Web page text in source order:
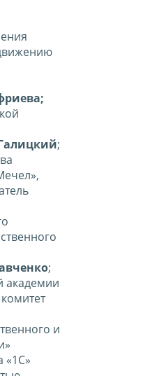
;
;
академии
и
«1С»